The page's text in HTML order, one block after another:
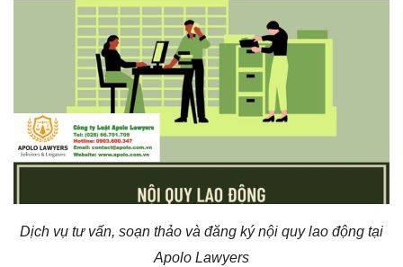
Dịch vụ tư vấn, soạn thảo và đăng ký nội quy lao động tại
Apolo Lawyers